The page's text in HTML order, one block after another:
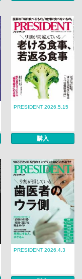
PRESIDENT 2026.5.15
購入
PRESIDENT 2026.4.3